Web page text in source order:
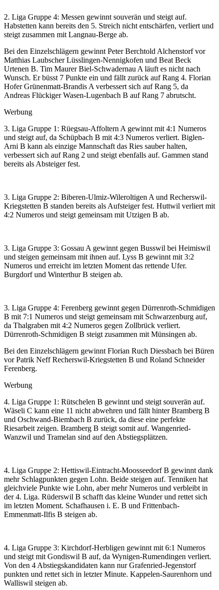
2. Liga Gruppe 4: Messen gewinnt souverän und steigt auf.
Habstetten kann bereits den 5. Streich nicht entschärfen, verliert und
steigt zusammen mit Langnau-Berge ab.
Bei den Einzelschlägern gewinnt Peter Berchtold Alchenstorf vor
Matthias Laubscher Lüsslingen-Nennigkofen und Beat Beck
Urtenen B. Tim Maurer Biel-Schwadernau A läuft es nicht nach
Wunsch. Er büsst 7 Punkte ein und fällt zurück auf Rang 4. Florian
Hofer Grünenmatt-Brandis A verbessert sich auf Rang 5, da
Andreas Flückiger Wasen-Lugenbach B auf Rang 7 abrutscht.
Werbung
3. Liga Gruppe 1: Rüegsau-Affoltern A gewinnt mit 4:1 Numeros
und steigt auf, da Schüpbach B mit 4:3 Numeros verliert. Biglen-
Arni B kann als einzige Mannschaft das Ries sauber halten,
verbessert sich auf Rang 2 und steigt ebenfalls auf. Gammen stand
bereits als Absteiger fest.
3. Liga Gruppe 2: Biberen-Ulmiz-Wileroltigen A und Recherswil-
Kriegstetten B standen bereits als Aufsteiger fest. Huttwil verliert mit
4:2 Numeros und steigt gemeinsam mit Utzigen B ab.
3. Liga Gruppe 3: Gossau A gewinnt gegen Busswil bei Heimiswil
und steigen gemeinsam mit ihnen auf. Lyss B gewinnt mit 3:2
Numeros und erreicht im letzten Moment das rettende Ufer.
Burgdorf und Winterthur B steigen ab.
3. Liga Gruppe 4: Ferenberg gewinnt gegen Dürrenroth-Schmidigen
B mit 7:1 Numeros und steigt gemeinsam mit Schwarzenburg auf,
da Thalgraben mit 4:2 Numeros gegen Zollbrück verliert.
Dürrenroth-Schmidigen B steigt zusammen mit Münsingen ab.
Bei den Einzelschlägern gewinnt Florian Ruch Diessbach bei Büren
vor Patrik Neff Recherswil-Kriegstetten B und Roland Schneider
Ferenberg.
Werbung
4. Liga Gruppe 1: Rütschelen B gewinnt und steigt souverän auf.
Wäseli C kann eine 11 nicht abwehren und fällt hinter Bramberg B
und Oschwand-Biembach B zurück, da diese eine perfekte
Riesarbeit zeigen. Bramberg B steigt somit auf. Wangenried-
Wanzwil und Tramelan sind auf den Abstiegsplätzen.
4. Liga Gruppe 2: Hettiswil-Eintracht-Moosseedorf B gewinnt dank
mehr Schlagpunkten gegen Lohn. Beide steigen auf. Tenniken hat
gleichviele Punkte wie Lohn, aber mehr Numeros und verbleibt in
der 4. Liga. Rüderswil B schafft das kleine Wunder und rettet sich
im letzten Moment. Schafhausen i. E. B und Frittenbach-
Emmenmatt-Ilfis B steigen ab.
4. Liga Gruppe 3: Kirchdorf-Herbligen gewinnt mit 6:1 Numeros
und steigt mit Gondiswil B auf, da Wynigen-Rumendingen verliert.
Von den 4 Abstiegskandidaten kann nur Grafenried-Jegenstorf
punkten und rettet sich in letzter Minute. Kappelen-Saurenhorn und
Walliswil steigen ab.